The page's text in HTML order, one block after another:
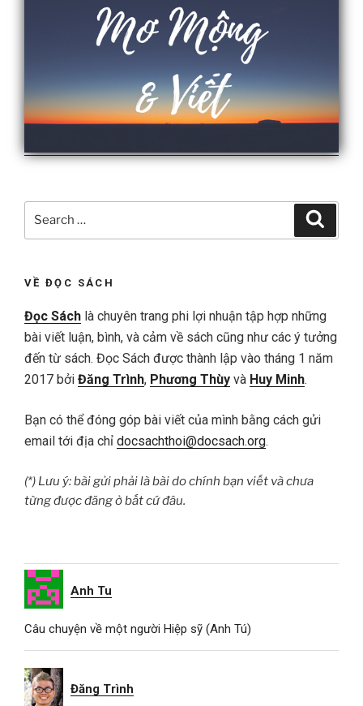
VỀ ĐỌC SÁCH
Đọc Sách là chuyên trang phi lợi nhuận tập hợp những
bài viết luận, bình, và cảm về sách cũng như các ý tưởng
đến từ sách. Đọc Sách được thành lập vào tháng 1 năm
2017 bởi Đăng Trình, Phương Thùy và Huy Minh.
Bạn có thể đóng góp bài viết của mình bằng cách gửi
email tới địa chỉ docsachthoi@docsach.org.
(*) Lưu ý: bài gửi phải là bài do chính bạn viết và chưa
từng được đăng ở bất cứ đâu.
Anh Tu
Câu chuyện về một người Hiệp sỹ (Anh Tú)
Đăng Trình